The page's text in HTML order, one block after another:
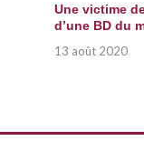
Une victime
d’une BD du
13 août 2020